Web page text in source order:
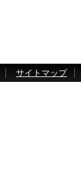
サイトマップ